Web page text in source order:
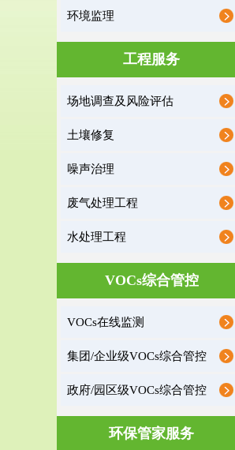
环境监理
工程服务
场地调查及风险评估
土壤修复
噪声治理
废气处理工程
水处理工程
VOCs综合管控
VOCs在线监测
集团/企业级VOCs综合管控
政府/园区级VOCs综合管控
环保管家服务
业事业单位应当按照...
收监管的重要辅助...
政府/园区级VOCs综合管控服务